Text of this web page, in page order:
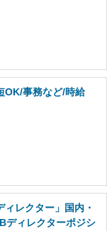
OK/事務など/時給
レクター」国内・
ディレクターポジシ